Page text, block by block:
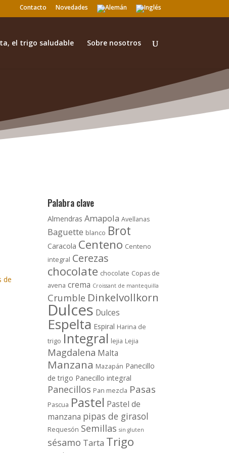
Contacto Novedades
el trigo saludable Sobre nosotros
Palabra clave
Almendras Amapola Avellanas
Baguette blanco Brot
Caracola Centeno Centeno
integral Cerezas
chocolate chocolate Copas de
avena crema Croissant de mantequilla
Crumble Dinkelvollkorn
Dulces Dulces
Espelta Espiral Harina de
trigo Integral lejia Lejia
Magdalena Malta
Manzana Mazapán Panecillo
de trigo Panecillo integral
Panecillos Pan mezcla Pasas
Pascua Pastel Pastel de
manzana pipas de girasol
Requesón Semillas sin gluten
sésamo Tarta Trigo